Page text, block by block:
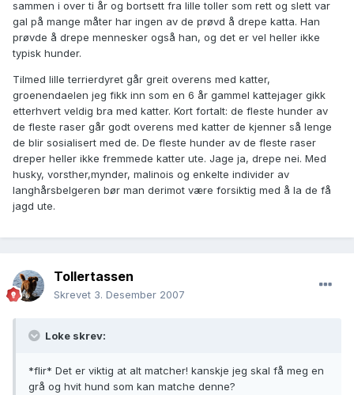
sammen i over ti år og bortsett fra lille toller som rett og slett var
gal på mange måter har ingen av de prøvd å drepe katta. Han
prøvde å drepe mennesker også han, og det er vel heller ikke
typisk hunder.
Tilmed lille terrierdyret går greit overens med katter,
groenendaelen jeg fikk inn som en 6 år gammel kattejager gikk
etterhvert veldig bra med katter. Kort fortalt: de fleste hunder av
de fleste raser går godt overens med katter de kjenner så lenge
de blir sosialisert med de. De fleste hunder av de fleste raser
dreper heller ikke fremmede katter ute. Jage ja, drepe nei. Med
husky, vorsther,mynder, malinois og enkelte individer av
langhårsbelgeren bør man derimot være forsiktig med å la de få
jagd ute.
Tollertassen
Skrevet 3. Desember 2007
Loke skrev:
*flir* Det er viktig at alt matcher! kanskje jeg skal få meg en
grå og hvit hund som kan matche denne?